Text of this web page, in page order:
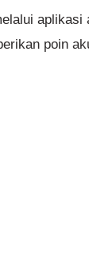
aplikasi
poin